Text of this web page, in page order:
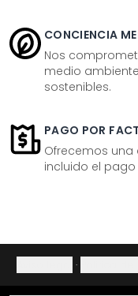
CONCIENCIA
Nos
medio
sostenibles.
PAGO POR
Ofrecemos
incluido el
·